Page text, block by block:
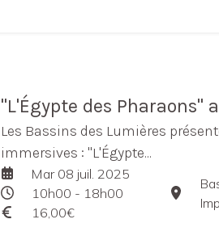
"L'Égypte des Pharaons"
Les Bassins des Lumières
immersives : "L'Égypte...
Mar 08 juil. 2025
10h00 - 18h00
16,00€